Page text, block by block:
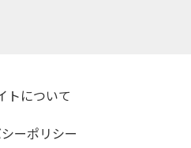
トについて
ーポリシー